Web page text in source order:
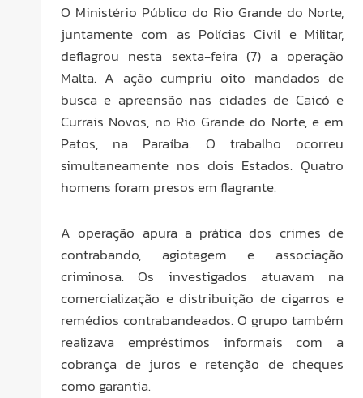
O Ministério Público do Rio Grande do Norte,
juntamente com as Polícias Civil e Militar,
deflagrou nesta sexta-feira (7) a operação
Malta. A ação cumpriu oito mandados de
busca e apreensão nas cidades de Caicó e
Currais Novos, no Rio Grande do Norte, e em
Patos, na Paraíba. O trabalho ocorreu
simultaneamente nos dois Estados. Quatro
homens foram presos em flagrante.
A operação apura a prática dos crimes de
contrabando, agiotagem e associação
criminosa. Os investigados atuavam na
comercialização e distribuição de cigarros e
remédios contrabandeados. O grupo também
realizava empréstimos informais com a
cobrança de juros e retenção de cheques
como garantia.